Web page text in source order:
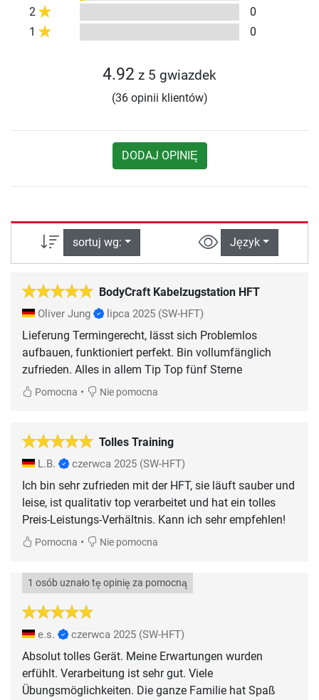
2
0
1
0
4.92 z 5 gwiazdek
(36 opinii klientów)
DODAJ OPINIĘ
sortuj wg: Język
BodyCraft Kabelzugstation HFT
Oliver Jung lipca 2025 (SW-HFT)
Lieferung Termingerecht, lässt sich Problemlos
aufbauen, funktioniert perfekt. Bin vollumfänglich
Pomocna • Nie pomocna
Tolles Training
L.B. czerwca 2025 (SW-HFT)
Ich bin sehr zufrieden mit der HFT, sie läuft sauber und
leise, ist qualitativ top verarbeitet und hat ein tolles
Preis-Leistungs-Verhältnis. Kann ich sehr empfehlen!
Pomocna • Nie pomocna
1 osób uznało tę opinię za pomocną
e.s. czerwca 2025 (SW-HFT)
Absolut tolles Gerät. Meine Erwartungen wurden
erfühlt. Verarbeitung ist sehr gut. Viele
Übungsmöglichkeiten. Die ganze Familie hat Spaß